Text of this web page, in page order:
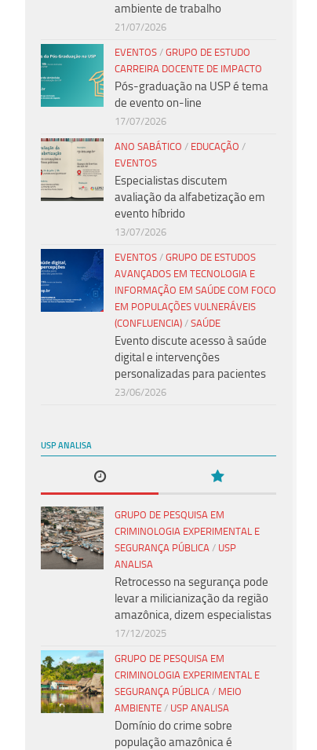
ambiente de trabalho
21/07/2026
EVENTOS / GRUPO DE ESTUDO
CARREIRA DOCENTE DE IMPACTO
Pós-graduação na USP é tema
de evento on-line
17/07/2026
ANO SABÁTICO / EDUCAÇÃO /
EVENTOS
Especialistas discutem
avaliação da alfabetização em
evento híbrido
13/07/2026
EVENTOS / GRUPO DE ESTUDOS
AVANÇADOS EM TECNOLOGIA E
INFORMAÇÃO EM SAÚDE COM FOCO
EM POPULAÇÕES VULNERÁVEIS
(CONFLUENCIA) / SAÚDE
Evento discute acesso à saúde
digital e intervenções
personalizadas para pacientes
23/06/2026
USP ANALISA
GRUPO DE PESQUISA EM
CRIMINOLOGIA EXPERIMENTAL E
SEGURANÇA PÚBLICA / USP
ANALISA
Retrocesso na segurança pode
levar a milicianização da região
amazônica, dizem especialistas
17/12/2025
GRUPO DE PESQUISA EM
CRIMINOLOGIA EXPERIMENTAL E
SEGURANÇA PÚBLICA / MEIO
AMBIENTE / USP ANALISA
Domínio do crime sobre
população amazônica é